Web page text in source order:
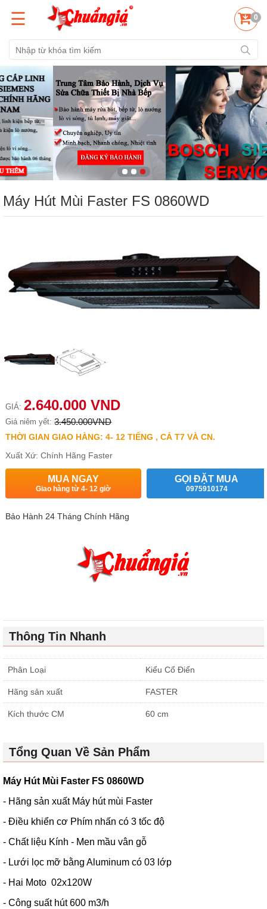
☰ 0
Máy Hút Mùi Faster FS 0860WD
GIÁ: 2.640.000 VND
Giá niêm yết: 3.450.000VND
THỜI GIAN GIAO HÀNG: 4- 12 TIẾNG , CẢ T7 VÀ CN.
Xuất Xứ: Chính Hãng Faster
MUA NGAY
Giao hàng từ 4- 12 giờ
GỌI ĐẶT MUA
0975910174
Bảo Hành 24 Tháng Chính Hãng
Thông Tin Nhanh
Phân Loại Kiểu Cổ Điển
Hãng sản xuất FASTER
Kích thước CM 60 cm
Tổng Quan Về Sản Phẩm
Máy Hút Mùi Faster FS 0860WD
- Hãng sản xuất Máy hút mùi Faster
- Điều khiển cơ Phím nhấn có 3 tốc độ
- Chất liệu Kính - Men mầu vân gỗ
- Lưới lọc mỡ bằng Aluminum có 03 lớp
- Hai Moto 02x120W
- Công suất hút 600 m3/h